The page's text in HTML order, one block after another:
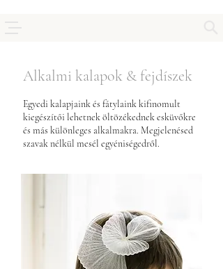
Alkalmi kalapok & fejdíszek
Egyedi kalapjaink és fátylaink kifinomult
kiegészítői lehetnek öltözékednek esküvőkre
és más különleges alkalmakra. Megjelenésed
szavak nélkül mesél egyéniségedről.